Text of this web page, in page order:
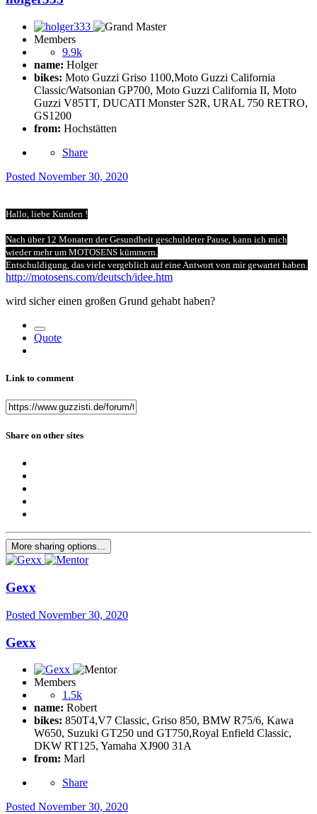
Members
9.9k
name: Holger
bikes: Moto Guzzi Griso 1100,Moto Guzzi California
Classic/Watsonian GP700, Moto Guzzi California II, Moto
Guzzi V85TT, DUCATI Monster S2R, URAL 750 RETRO,
GS1200
from: Hochstätten
Share
Posted November 30, 2020
Hallo, liebe Kunden !
Nach über 12 Monaten der Gesundheit geschuldeter Pause, kann ich mich
wieder mehr um MOTOSENS kümmern.
Entschuldigung, das viele vergeblich auf eine Antwort von mir gewartet haben.
http://motosens.com/deutsch/idee.htm
wird sicher einen großen Grund gehabt haben?
Quote
Link to comment
Share on other sites
More sharing options...
Gexx
Posted November 30, 2020
Gexx
Members
1.5k
name: Robert
bikes: 850T4,V7 Classic, Griso 850, BMW R75/6, Kawa
W650, Suzuki GT250 und GT750,Royal Enfield Classic,
DKW RT125, Yamaha XJ900 31A
from: Marl
Share
Posted November 30, 2020